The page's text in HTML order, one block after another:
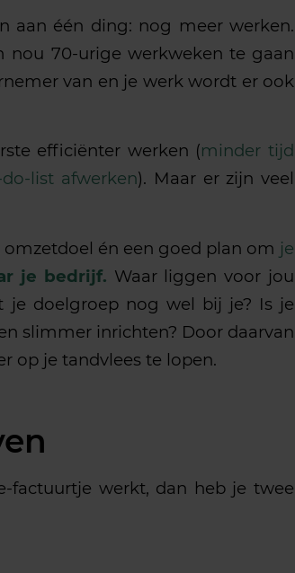
aan één ding: nog meer werken.
nou 70-urige werkweken te gaan
van en je werk wordt er ook
efficiënter werken (minder tijd
list afwerken). Maar er zijn veel
én een goed plan om je
je bedrijf. Waar liggen voor jou
je doelgroep nog wel bij je? Is je
slimmer inrichten? Door daarvan
op je tandvlees te lopen.
factuurtje werkt, dan heb je twee